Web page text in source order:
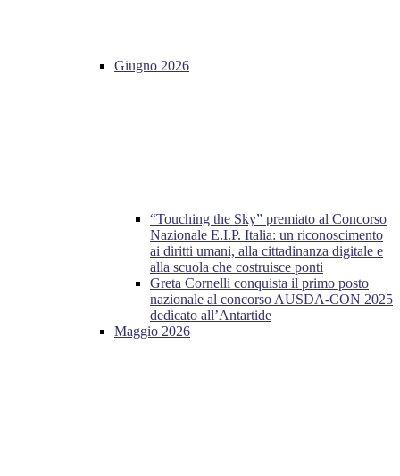
Giugno 2026
“Touching the Sky” premiato al Concorso
Nazionale E.I.P. Italia: un riconoscimento
ai diritti umani, alla cittadinanza digitale e
alla scuola che costruisce ponti
Greta Cornelli conquista il primo posto
nazionale al concorso AUSDA-CON 2025
dedicato all’Antartide
Maggio 2026